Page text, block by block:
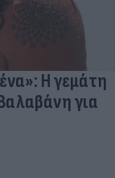
Η γεμάτη
για